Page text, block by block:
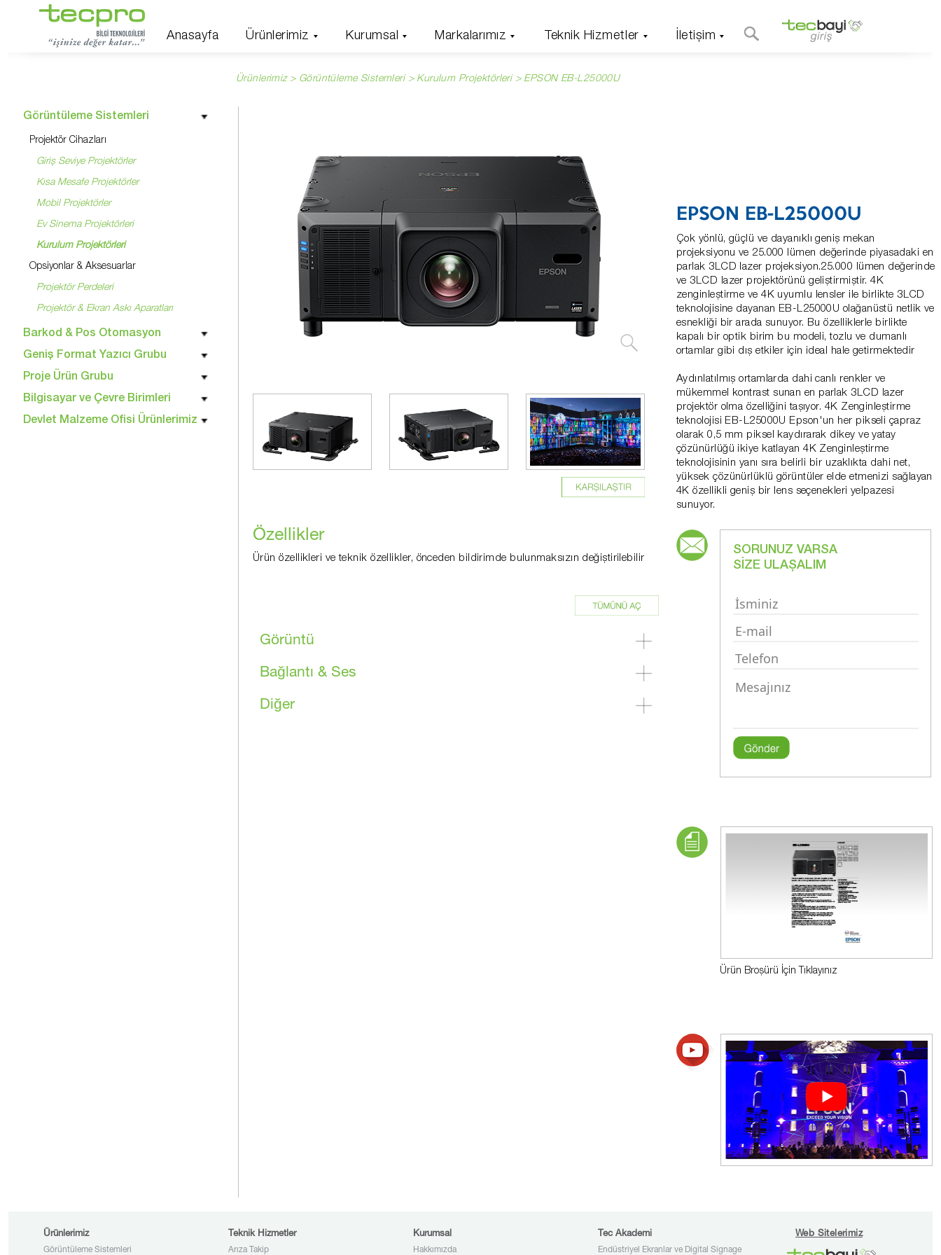
Anasayfa Ürünlerimiz Kurumsal Markalarımız Teknik Hizmetler İletişim
Ürünlerimiz > Görüntüleme Sistemleri > Kurulum Projektörleri> EPSON EB-L25000U
Görüntüleme Sistemleri
Projektör Cihazları
Giriş Seviye Projektörler
Kısa Mesafe Projektörler
Mobil Projektörler
Ev Sinema Projektörleri
Kurulum Projektörleri
Opsiyonlar & Aksesuarlar
Projektör Perdeleri
Projektör & Ekran Askı Aparatları
Barkod & Pos Otomasyon
Geniş Format Yazıcı Grubu
Proje Ürün Grubu
Bilgisayar ve Çevre Birimleri
Devlet Malzeme Ofisi Ürünlerimiz
Özellikler
Ürün özellikleri ve teknik özellikler, önceden bildirimde bulunmaksızın değiştirilebilir
Görüntü
Bağlantı & Ses
Diğer
EPSON EB-L25000U
Çok yönlü, güçlü ve dayanıklı geniş mekan
projeksiyonu ve 25.000 lümen değerinde piyasadaki en
parlak 3LCD lazer projeksiyon.25.000 lümen değerinde
ve 3LCD lazer projektörünü geliştirmiştir. 4K
zenginleştirme ve 4K uyumlu lensler ile birlikte 3LCD
teknolojisine dayanan EB-L25000U olağanüstü netlik ve
esnekliği bir arada sunuyor. Bu özelliklerle birlikte
kapalı bir optik birim bu modeli, tozlu ve dumanlı
ortamlar gibi dış etkiler için ideal hale getirmektedir
Aydınlatılmış ortamlarda dahi canlı renkler ve
mükemmel kontrast sunan en parlak 3LCD lazer
projektör olma özelliğini taşıyor. 4K Zenginleştirme
teknolojisi EB-L25000U Epson'un her pikseli çapraz
olarak 0,5 mm piksel kaydırarak dikey ve yatay
çözünürlüğü ikiye katlayan 4K Zenginleştirme
teknolojisinin yanı sıra belirli bir uzaklıkta dahi net,
yüksek çözünürlüklü görüntüler elde etmenizi sağlayan
4K özellikli geniş bir lens seçenekleri yelpazesi
sunuyor.
SORUNUZ VARSA
SİZE ULAŞALIM
Ürün Broşürü İçin Tıklayınız
Ürünlerimiz
Görüntüleme Sistemleri
Teknik Hizmetler
Arıza Takip
Kurumsal
Hakkımızda
Tec Akademi
Endüstriyel Ekranlar ve Digital Signage
Web Sitelerimiz